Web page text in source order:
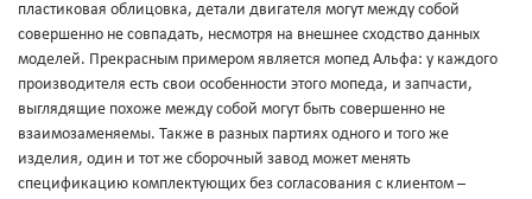
пластиковая облицовка, детали двигателя могут между собой
совершенно не совпадать, несмотря на внешнее сходство данных
моделей. Прекрасным примером является мопед Альфа: у каждого
производителя есть свои особенности этого мопеда, и запчасти,
выглядящие похоже между собой могут быть совершенно не
взаимозаменяемы. Также в разных партиях одного и того же
изделия, один и тот же сборочный завод может менять
спецификацию комплектующих без согласования с клиентом –